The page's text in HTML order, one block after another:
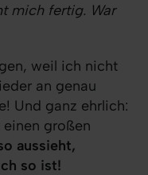
mich fertig. War
weil ich nicht
an genau
Und ganz ehrlich:
großen
aussieht,
so ist!